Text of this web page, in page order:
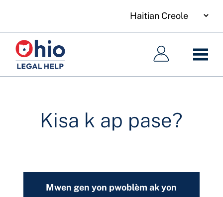
main
content
Meni
prensipal
Meni
prensipal
Kisa k ap pase?
Mwen gen yon pwoblèm ak yon